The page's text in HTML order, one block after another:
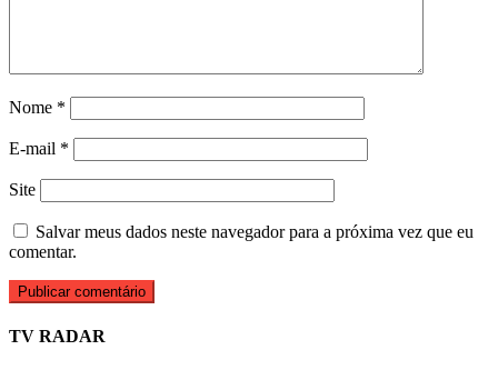
Nome *
E-mail *
Site
Salvar meus dados neste navegador para a próxima vez que eu
comentar.
TV RADAR